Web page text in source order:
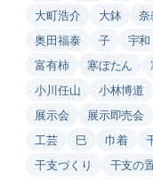
大町浩介
大鉢
奥田福泰
子 宇和
富有柿
寒ぼたん
小川任山
小林博道
展示会
展示即売会
工芸
巳 巾着
干支づくり
干支の